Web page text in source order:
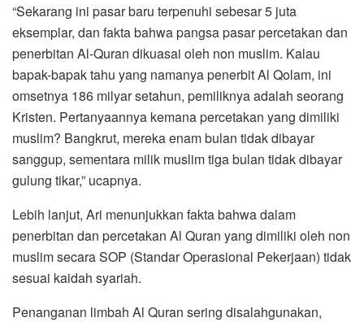
“Sekarang ini pasar baru terpenuhi sebesar 5 juta
eksemplar, dan fakta bahwa pangsa pasar percetakan dan
penerbitan Al-Quran dikuasai oleh non muslim. Kalau
bapak-bapak tahu yang namanya penerbit Al Qolam, ini
omsetnya 186 milyar setahun, pemiliknya adalah seorang
Kristen. Pertanyaannya kemana percetakan yang dimiliki
muslim? Bangkrut, mereka enam bulan tidak dibayar
sanggup, sementara milik muslim tiga bulan tidak dibayar
gulung tikar,” ucapnya.
Lebih lanjut, Ari menunjukkan fakta bahwa dalam
penerbitan dan percetakan Al Quran yang dimiliki oleh non
muslim secara SOP (Standar Operasional Pekerjaan) tidak
sesuai kaidah syariah.
Penanganan limbah Al Quran sering disalahgunakan,